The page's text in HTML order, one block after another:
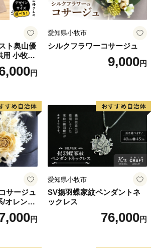
ます（※４、５）。
プ申請書類をご提出する際は、こちら
意事項をお読みいただき、記入漏れ
れがないことを必ずご確認ください。
プ申請を受領後、こちらから受領通知
ます。
メージです。小物類は商品に含まれま
クリックして甲斐市ふるさと応援寄附
ラムへ！！フォローお願いします！！
ト奥山優
用 小牧市
円
愛知県小牧市
シルクフラワーコサージュ
9,000円
サージュ
/オレンジ
ー系/グ
円
愛知県小牧市
SV揚羽蝶家紋ペンダントネ
ックレス
76,000円